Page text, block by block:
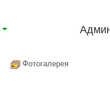
Фотогалерея